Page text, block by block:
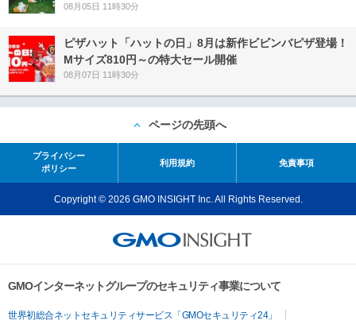
08月05日 11時30分
ピザハット「ハットの日」8月は新作ビビンバピザ登場！
Mサイズ810円～の特大セール開催
08月07日 11時30分
ページの先頭へ
プライバシー
ポリシー
利用規約 免責事項
Copyright © 2026 GMO INSIGHT Inc. All Rights Reserved.
GMOインターネットグループのセキュリティ事業について
世界初総合ネットセキュリティサービス「GMOセキュリティ24」